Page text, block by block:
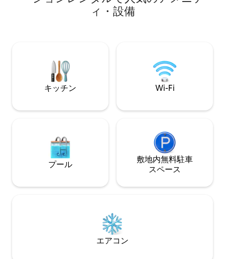
ド）、設備の整ったキッチン（ガス、電
子レンジ、冷蔵庫、レンジフード、洗濯
置されています。
ィ・設備
キッチン Wi-Fi
プール
敷地内無料駐⁠車
ス⁠ペ⁠ー⁠ス
エアコン